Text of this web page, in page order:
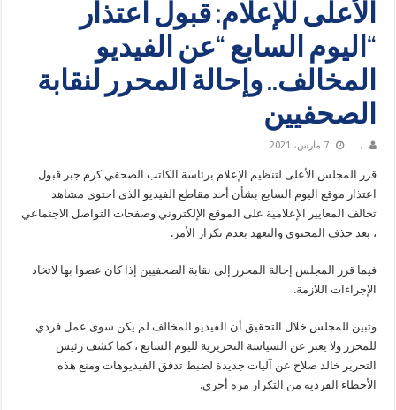
الأعلى للإعلام: قبول اعتذار
“اليوم السابع “عن الفيديو
المخالف.. وإحالة المحرر لنقابة
الصحفيين
. 7 مارس، 2021
قرر المجلس الأعلى لتنظيم الإعلام برئاسة الكاتب الصحفي كرم جبر قبول
اعتذار موقع اليوم السابع بشأن أحد مقاطع الفيديو الذى احتوى مشاهد
تخالف المعايير الإعلامية على الموقع الإلكتروني وصفحات التواصل الاجتماعي
، بعد حذف المحتوى والتعهد بعدم تكرار الأمر.
فيما قرر المجلس إحالة المحرر إلى نقابة الصحفيين إذا كان عضوا بها لاتخاذ
الإجراءات اللازمة.
وتبين للمجلس خلال التحقيق أن الفيديو المخالف لم يكن سوى عمل فردي
للمحرر ولا يعبر عن السياسة التحريرية لليوم السابع ، كما كشف رئيس
التحرير خالد صلاح عن آليات جديدة لضبط تدفق الفيديوهات ومنع هذه
الأخطاء الفردية من التكرار مرة أخرى.